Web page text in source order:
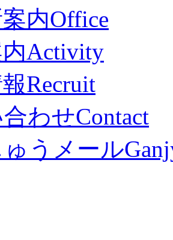
内Office
Activity
Recruit
わせContact
うメール